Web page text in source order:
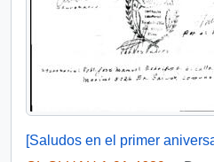
[Saludos en el primer